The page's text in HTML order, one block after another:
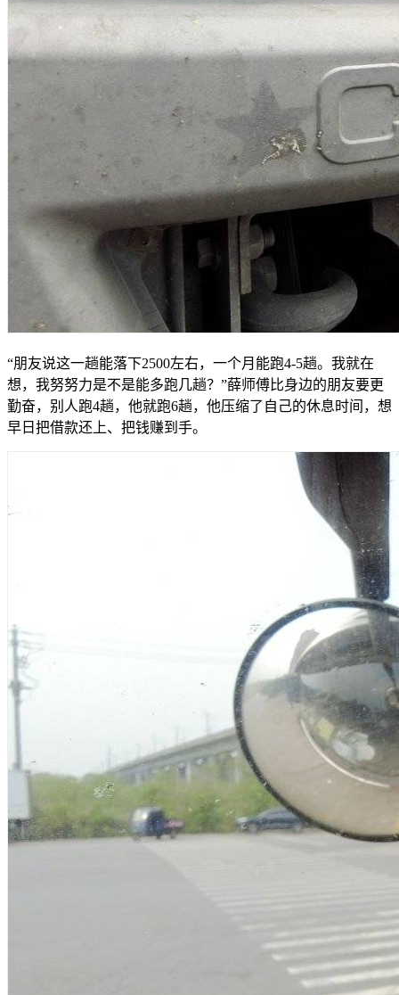
“朋友说这一趟能落下2500左右，一个月能跑4-5趟。我就在
想，我努努力是不是能多跑几趟？”薛师傅比身边的朋友要更
勤奋，别人跑4趟，他就跑6趟，他压缩了自己的休息时间，想
早日把借款还上、把钱赚到手。